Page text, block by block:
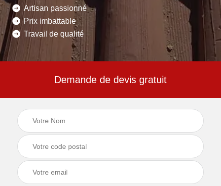
Artisan passionné
Prix imbattable
Travail de qualité
Demande de devis gratuit